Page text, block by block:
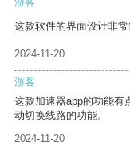
这款软件的界面设计非常
2024-11-20
游客
这款加速器app的功能有
动切换线路的功能。
2024-11-20